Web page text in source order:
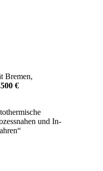
Bremen,
€
und In-